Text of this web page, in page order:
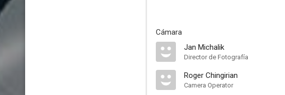
Cámara
Jan Michalik
Director de Fotografía
Roger Chingirian
Camera Operator